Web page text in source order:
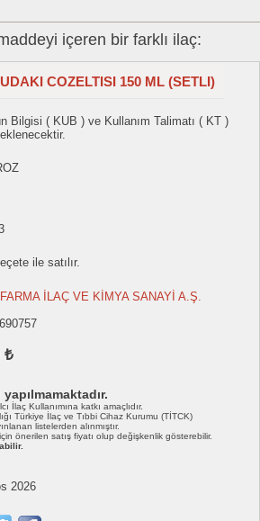
içeren bir farklı ilaç:
COZELTISI 150 ML (SETLI)
Bilgisi ( KUB ) ve Kullanım Talimatı ( KT )
ile satılır.
İLAÇ VE KİMYA SANAYİ A.Ş.
₺
İlaç Kullanımına katkı amaçlıdır.
Türkiye İlaç ve Tıbbi Cihaz Kurumu (TİTCK)
listelerden alınmıştır.
önerilen satış fiyatı olup değişkenlik gösterebilir.
2026